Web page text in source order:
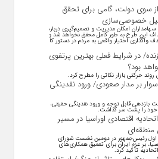
سوی دولت، گامی برای تحقق
خصوصی‌سازی
امکان مدیریت و تصمیم‌گیری درباره
این طرح به طور کامل محقق نخواهد شد و
واگذاری اختیار واقعی به مردم در دستور کار
در شرایط فعلی بهترین پرتفوی
بود؟
حرکتی بازار نکاتی را مطرح کرد.
بر مدار صعودی/ ورود نقدینگی
بازدهی قابل توجه و ورود نقدینگی حقیقی،
خود را پشت سر گذاشت.
اقتصادی اوراسیا در مسیر
اول رئیس‌جمهور در دومین نشست شورای
بر عزم ایران برای تعمیق همکاری‌های
تأکید کرد.